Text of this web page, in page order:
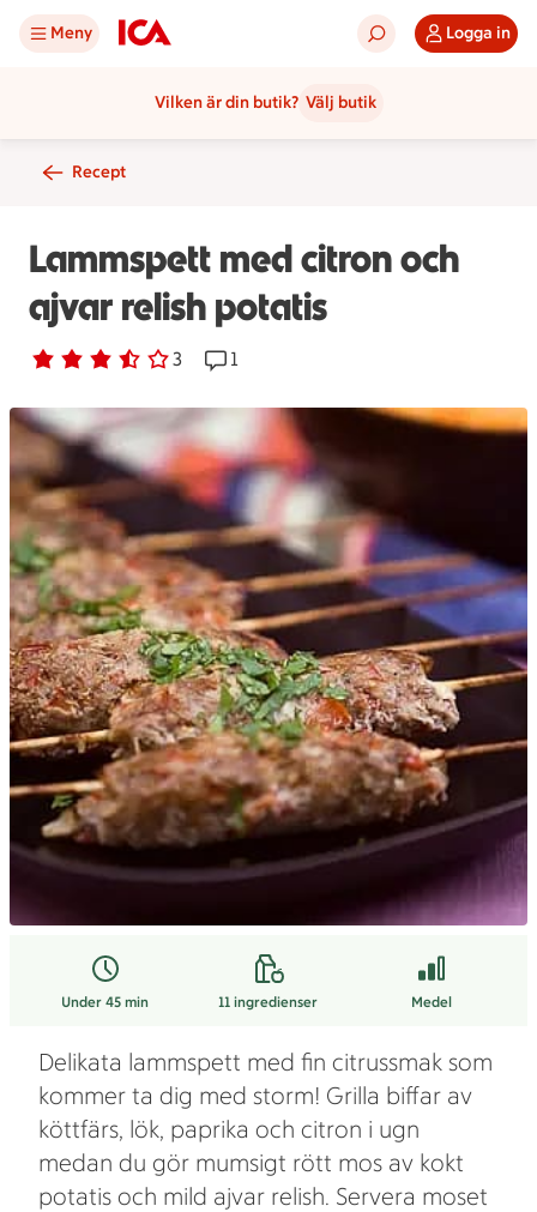
Meny Logga in
Vilken är din butik? Välj butik
Recept
Lammspett med citron och
ajvar relish potatis
Betyg 3.7 av 5. 3
3 personer har röstatReceptet har 1 kommentarer
1
Under 45 min 11ingredienser Medel
Delikata lammspett med fin citrussmak som
kommer ta dig med storm! Grilla biffar av
köttfärs, lök, paprika och citron i ugn
medan du gör mumsigt rött mos av kokt
potatis och mild ajvar relish. Servera moset